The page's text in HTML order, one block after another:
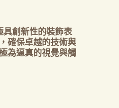
創新性的裝飾表
確保卓越的技術與
為逼真的視覺與觸